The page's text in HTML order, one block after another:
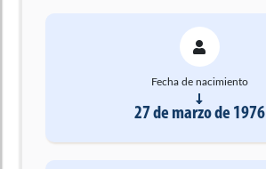
Fecha de nacimiento
27 de marzo de 1976